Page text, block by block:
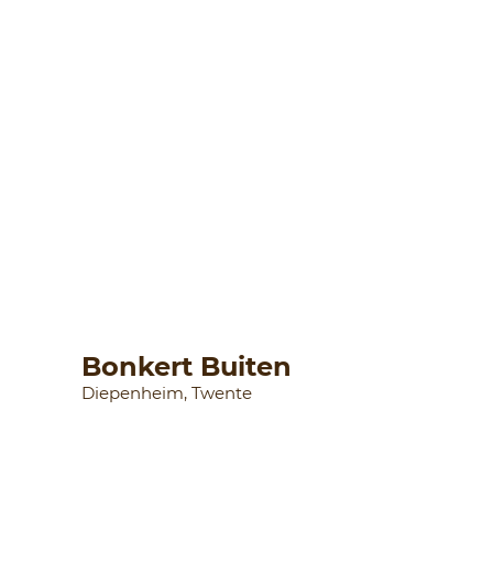
Bonkert Buiten
Diepenheim, Twente